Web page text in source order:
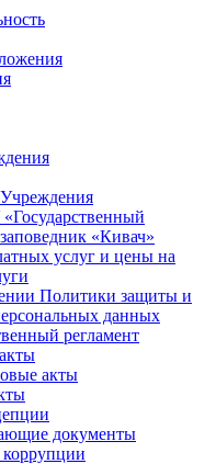
«Кивач»
услуг и цены на
Политики защиты и
данных
регламент
акты
документы